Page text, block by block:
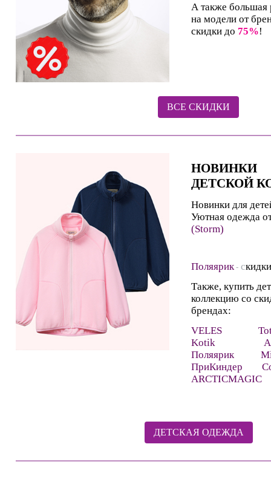
А также большая
на модели от
скидки до 75%!
ВСЕ СКИДКИ
НОВИНКИ
ДЕТСКОЙ
Новинки для
Уютная одежда
(Storm)
Поляярик - с
Также, купить
коллекцию со
брендах:
VELES
Kotik
Поляярик
ПриКиндер
ARCTICMAGIC
ДЕТСКАЯ ОДЕЖДА